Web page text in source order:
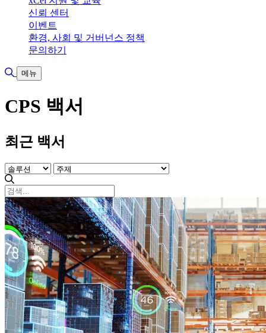
신뢰 센터
이벤트
환경, 사회 및 거버넌스 정책
문의하기
검색 토글
메뉴
CPS 백서
최근 백서